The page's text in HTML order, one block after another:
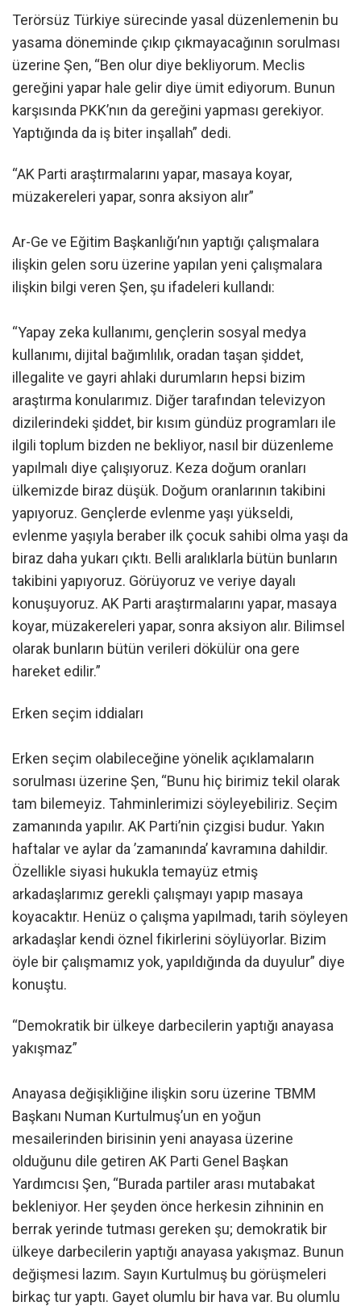
Terörsüz Türkiye sürecinde yasal düzenlemenin bu
yasama döneminde çıkıp çıkmayacağının sorulması
üzerine Şen, “Ben olur diye bekliyorum. Meclis
gereğini yapar hale gelir diye ümit ediyorum. Bunun
karşısında PKK’nın da gereğini yapması gerekiyor.
Yaptığında da iş biter inşallah” dedi.
“AK Parti araştırmalarını yapar, masaya koyar,
müzakereleri yapar, sonra aksiyon alır”
Ar-Ge ve Eğitim Başkanlığı’nın yaptığı çalışmalara
ilişkin gelen soru üzerine yapılan yeni çalışmalara
ilişkin bilgi veren Şen, şu ifadeleri kullandı:
“Yapay zeka kullanımı, gençlerin sosyal medya
kullanımı, dijital bağımlılık, oradan taşan şiddet,
illegalite ve gayri ahlaki durumların hepsi bizim
araştırma konularımız. Diğer tarafından televizyon
dizilerindeki şiddet, bir kısım gündüz programları ile
ilgili toplum bizden ne bekliyor, nasıl bir düzenleme
yapılmalı diye çalışıyoruz. Keza doğum oranları
ülkemizde biraz düşük. Doğum oranlarının takibini
yapıyoruz. Gençlerde evlenme yaşı yükseldi,
evlenme yaşıyla beraber ilk çocuk sahibi olma yaşı da
biraz daha yukarı çıktı. Belli aralıklarla bütün bunların
takibini yapıyoruz. Görüyoruz ve veriye dayalı
konuşuyoruz. AK Parti araştırmalarını yapar, masaya
koyar, müzakereleri yapar, sonra aksiyon alır. Bilimsel
olarak bunların bütün verileri dökülür ona gere
hareket edilir.”
Erken seçim iddiaları
Erken seçim olabileceğine yönelik açıklamaların
sorulması üzerine Şen, “Bunu hiç birimiz tekil olarak
tam bilemeyiz. Tahminlerimizi söyleyebiliriz. Seçim
zamanında yapılır. AK Parti’nin çizgisi budur. Yakın
haftalar ve aylar da ’zamanında’ kavramına dahildir.
Özellikle siyasi hukukla temayüz etmiş
arkadaşlarımız gerekli çalışmayı yapıp masaya
koyacaktır. Henüz o çalışma yapılmadı, tarih söyleyen
arkadaşlar kendi öznel fikirlerini söylüyorlar. Bizim
öyle bir çalışmamız yok, yapıldığında da duyulur” diye
konuştu.
“Demokratik bir ülkeye darbecilerin yaptığı anayasa
yakışmaz”
Anayasa değişikliğine ilişkin soru üzerine TBMM
Başkanı Numan Kurtulmuş’un en yoğun
mesailerinden birisinin yeni anayasa üzerine
olduğunu dile getiren AK Parti Genel Başkan
Yardımcısı Şen, “Burada partiler arası mutabakat
bekleniyor. Her şeyden önce herkesin zihninin en
berrak yerinde tutması gereken şu; demokratik bir
ülkeye darbecilerin yaptığı anayasa yakışmaz. Bunun
değişmesi lazım. Sayın Kurtulmuş bu görüşmeleri
birkaç tur yaptı. Gayet olumlu bir hava var. Bu olumlu